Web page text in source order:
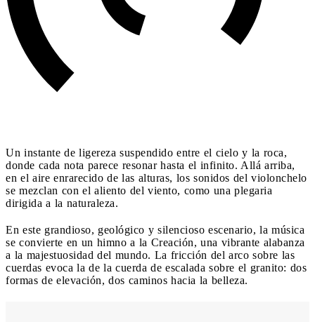
Un instante de ligereza suspendido entre el cielo y la roca,
donde cada nota parece resonar hasta el infinito. Allá arriba,
en el aire enrarecido de las alturas, los sonidos del violonchelo
se mezclan con el aliento del viento, como una plegaria
dirigida a la naturaleza.
En este grandioso, geológico y silencioso escenario, la música
se convierte en un himno a la Creación, una vibrante alabanza
a la majestuosidad del mundo. La fricción del arco sobre las
cuerdas evoca la de la cuerda de escalada sobre el granito: dos
formas de elevación, dos caminos hacia la belleza.